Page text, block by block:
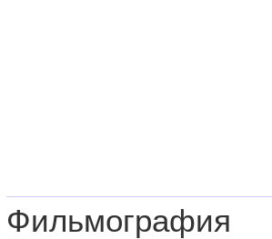
Фильмография